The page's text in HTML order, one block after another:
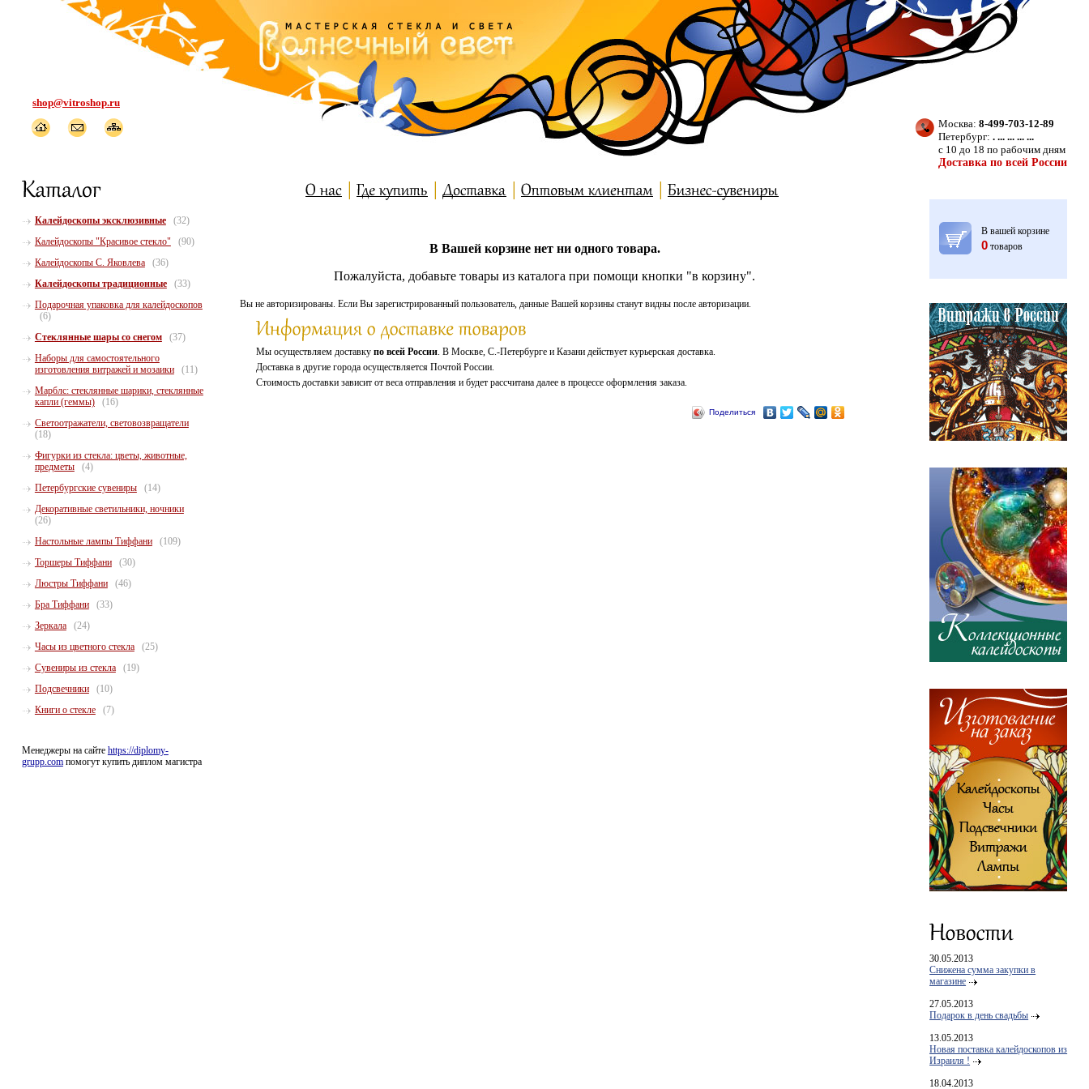
shop@vitroshop.ru
Москва:8-499-703-12-89
Петербург:. ... ... ... ...
с 10 до 18 по рабочим дням
Доставка по всей России
В Вашей корзине нет ни одного товара.
Пожалуйста, добавьте товары из каталога при помощи кнопки "в корзину".
Вы не авторизированы. Если Вы зарегистрированный пользователь, данные Вашей корзины станут видны после авторизации.
Мы осуществляем доставку по всей России. В Москве, С.-Петербурге и Казани действует курьерская доставка.
Доставка в другие города осуществляется Почтой России.
Стоимость доставки зависит от веса отправления и будет рассчитана далее в процессе оформления заказа.
Поделиться
Калейдоскопы эксклюзивные
(32)
Калейдоскопы "Красивое стекло"
(90)
Калейдоскопы С. Яковлева
(36)
Калейдоскопы традиционные
(33)
Подарочная упаковка для калейдоскопов
(6)
Стеклянные шары со снегом
(37)
Наборы для самостоятельного
изготовления витражей и мозаики
(11)
Марблс: стеклянные шарики, стеклянные
капли (геммы)
(16)
Светоотражатели, световозвращатели
(18)
Фигурки из стекла: цветы, животные,
предметы
(4)
Петербургские сувениры
(14)
Декоративные светильники, ночники
(26)
Настольные лампы Тиффани
(109)
Торшеры Тиффани
(30)
Люстры Тиффани
(46)
Бра Тиффани
(33)
Зеркала
(24)
Часы из цветного стекла
(25)
Сувениры из стекла
(19)
Подсвечники
(10)
Книги о стекле
(7)
Менеджеры на сайте https://diplomy-
grupp.comпомогут купить диплом магистра
В вашей корзине
0 товаров
30.05.2013
Снижена сумма закупки в
магазине
27.05.2013
Подарок в день свадьбы
13.05.2013
Новая поставка калейдоскопов из
Израиля !
18.04.2013